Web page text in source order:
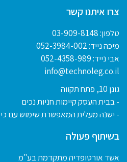
צרו איתנו קשר
טלפון:03-909-8148
מיכה נייד:052-3984-002
אבי נייד:052-4358-989
info@technoleg.co.il
גונן 10, פתח תקווה
- בבית העסק קיימות חניות נכים
- ישנה מעלית המאפשרת שימוש עם
בשיתוף פעולה
אשד אורטופדיה מתקדמת בע"מ